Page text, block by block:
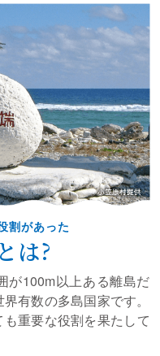
記事を掲載しました！
政策学科 教授 松尾 晋
記事を掲載しました！
源エネルギー学部門
洋研究開発機構 海洋
ー長 藤倉 克則 様）
する研究調査事業
た！（実施類型A）
割があった
は?
が100m以上ある離島だ
有数の多島国家です。
重要な役割を果たして